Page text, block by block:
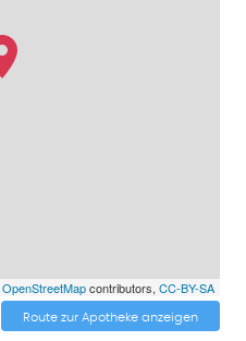
OpenStreetMapcontributors, CC-BY-SA
Route zur Apotheke anzeigen